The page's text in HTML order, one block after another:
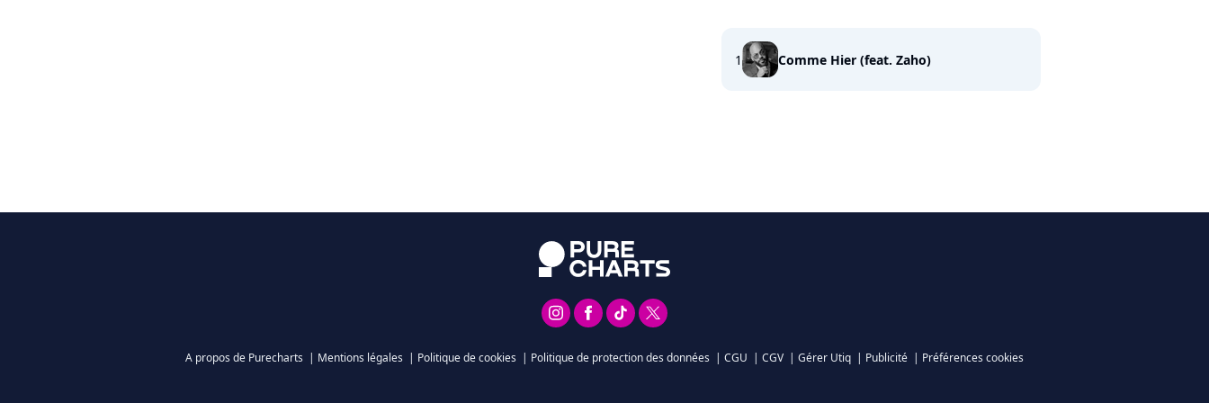
1 Comme Hier (feat. Zaho)
A propos de Purecharts | Mentions légales | Politique de cookies | Politique de protection des données | CGU | CGV | Gérer Utiq | Publicité | Préférences cookies